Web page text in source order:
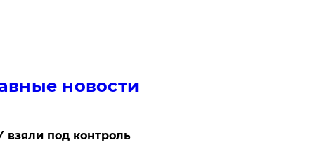
новости
взяли под контроль